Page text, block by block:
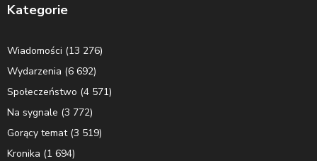
Kategorie
Wiadomości (13 276)
Wydarzenia (6 692)
Społeczeństwo (4 571)
Na sygnale (3 772)
Gorący temat(3 519)
Kronika (1 694)